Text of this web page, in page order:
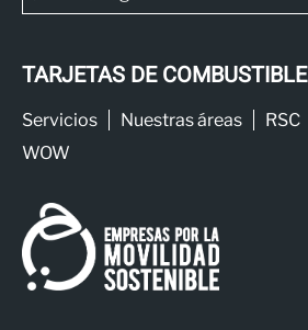
TARJETAS DE COMBUSTIBLE
Servicios Nuestras áreas RSC
WOW